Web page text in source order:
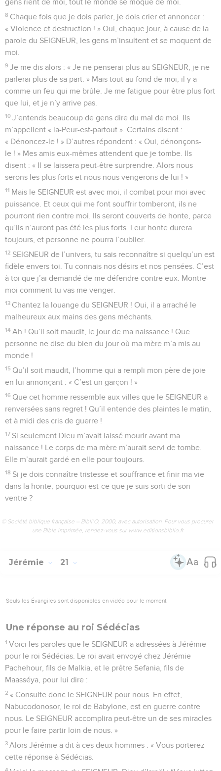
gens rient de moi, tout le monde se moque de moi.
8 Chaque fois que je dois parler, je dois crier et annoncer :
« Violence et destruction ! » Oui, chaque jour, à cause de la
parole du SEIGNEUR, les gens m’insultent et se moquent de
moi.
9 Je me dis alors : « Je ne penserai plus au SEIGNEUR, je ne
parlerai plus de sa part. » Mais tout au fond de moi, il y a
comme un feu qui me brûle. Je me fatigue pour être plus fort
que lui, et je n’y arrive pas.
10 J’entends beaucoup de gens dire du mal de moi. Ils
m’appellent « la-Peur-est-partout ». Certains disent :
« Dénoncez-le ! » D’autres répondent : « Oui, dénonçons-
le ! » Mes amis eux-mêmes attendent que je tombe. Ils
disent : « Il se laissera peut-être surprendre. Alors nous
serons les plus forts et nous nous vengerons de lui ! »
11 Mais le SEIGNEUR est avec moi, il combat pour moi avec
puissance. Et ceux qui me font souffrir tomberont, ils ne
pourront rien contre moi. Ils seront couverts de honte, parce
qu’ils n’auront pas été les plus forts. Leur honte durera
toujours, et personne ne pourra l’oublier.
12 SEIGNEUR de l’univers, tu sais reconnaître si quelqu’un est
fidèle envers toi. Tu connais nos désirs et nos pensées. C’est
à toi que j’ai demandé de me défendre contre eux. Montre-
moi comment tu vas me venger.
13 Chantez la louange du SEIGNEUR ! Oui, il a arraché le
malheureux aux mains des gens méchants.
14 Ah ! Qu’il soit maudit, le jour de ma naissance ! Que
personne ne dise du bien du jour où ma mère m’a mis au
monde !
15 Qu’il soit maudit, l’homme qui a rempli mon père de joie
en lui annonçant : « C’est un garçon ! »
16 Que cet homme ressemble aux villes que le SEIGNEUR a
renversées sans regret ! Qu’il entende des plaintes le matin,
et à midi des cris de guerre !
17 Si seulement Dieu m’avait laissé mourir avant ma
naissance ! Le corps de ma mère m’aurait servi de tombe.
Elle m’aurait gardé en elle pour toujours.
18 Si je dois connaître tristesse et souffrance et finir ma vie
dans la honte, pourquoi est-ce que je suis sorti de son
ventre ?
© Société biblique française – Bibli’O, 2000, avec autorisation. Pour vous procurer
une Bible imprimée, rendez-vous sur www.editionsbiblio.fr
Jérémie 21
Seuls les Évangiles sont disponibles en vidéo pour le moment.
Une réponse au roi Sédécias
1 Voici les paroles que le SEIGNEUR a adressées à Jérémie
pour le roi Sédécias. Le roi avait envoyé chez Jérémie
Pachehour, fils de Malkia, et le prêtre Sefania, fils de
Maasséya, pour lui dire :
2 « Consulte donc le SEIGNEUR pour nous. En effet,
Nabucodonosor, le roi de Babylone, est en guerre contre
nous. Le SEIGNEUR accomplira peut-être un de ses miracles
pour le faire partir loin de nous. »
3 Alors Jérémie a dit à ces deux hommes : « Vous porterez
cette réponse à Sédécias.
4